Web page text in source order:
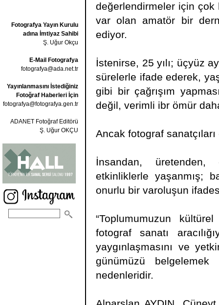
Fotografya Yayın Kurulu
adına İmtiyaz Sahibi
Ş. Uğur Okçu
E-Mail Fotografya
fotografya@ada.net.tr
Yayınlanmasını İstediğiniz
Fotoğraf Haberleri İçin
fotografya@fotografya.gen.tr
ADANET Fotoğraf Editörü
Ş. Uğur OKÇU
değerlendirmeler için çok
var olan amatör bir
ediyor.
İstenirse, 25 yılı; üçyüz
sürelerle ifade ederek,
gibi bir çağrışım
değil, verimli ibr ömür
Ancak fotograf
İnsandan, üretenden,
etkinliklerle yaşanmış;
onurlu bir varoluşun
“Toplumumuzun
fotograf sanatı
yaygınlaşmasını ve
günümüzü
nedenleridir.